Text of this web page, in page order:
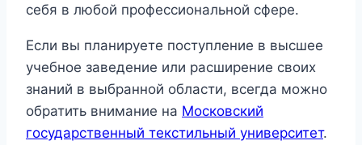
себя в любой профессиональной сфере.
Если вы планируете поступление в высшее
учебное заведение или расширение своих
знаний в выбранной области, всегда можно
обратить внимание на Московский
государственный текстильный университет.